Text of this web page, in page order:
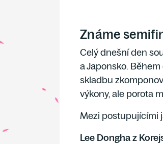
Známe
Celý dnešní den
a Japonsko.
skladbu
výkony, ale porota
Mezi postupujícími
Lee Dongha z